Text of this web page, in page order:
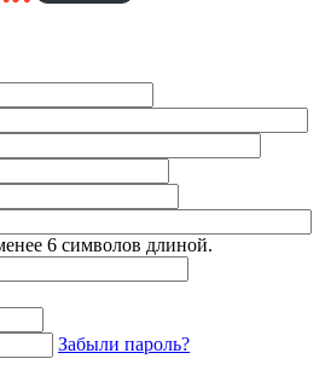
6 символов длиной.
Забыли пароль?